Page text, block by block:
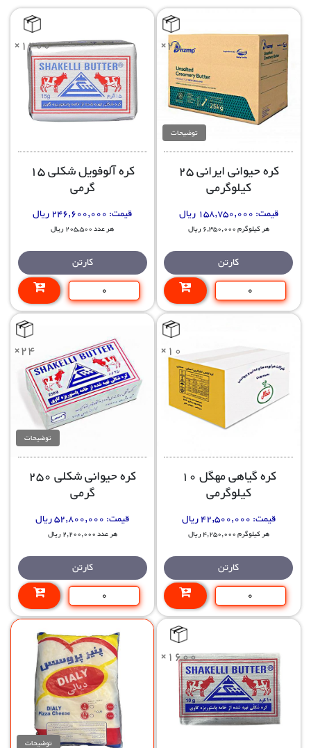
×25
توضیحات
کره حیوانی ایرانی 25
کیلوگرمی
قیمت:
هر کیلوگرم 6,350,000 ریال
کارتن
×1200
کره آلوفویل شکلی 15
گرمی
قیمت:
هر عدد 205,500 ریال
کارتن
×10
کره گیاهی مهگل 10
کیلوگرمی
قیمت:
هر کیلوگرم 4,250,000 ریال
کارتن
×24
توضیحات
کره حیوانی شکلی 250
گرمی
قیمت:
هر عدد 2,200,000 ریال
کارتن
×1600
توضیحات